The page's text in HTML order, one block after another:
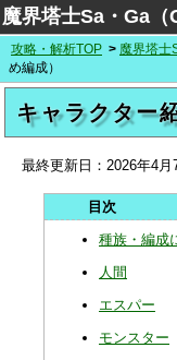
魔界塔士Sa・Ga（
攻略・解析TOP 魔界塔士
め編成）
キャラクター
最終更新日： 2026年4月
種族・編成
人間
エスパー
モンスター